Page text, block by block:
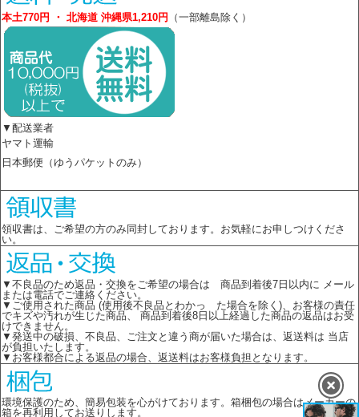
本土770円 ・ 北海道 沖縄県1,210円 （一部離島除く）
▼配送業者
ヤマト運輸
日本郵便（ゆうパケットのみ）
領収書は、ご希望の方のみ同封しております。お気軽にお申しつけくださ
い。
▼不良品のため返品・交換をご希望の場合は 商品到着後7日以内に メール
または電話でご連絡ください。
▼ご使用された商品 (使用後不良品とわかっ た場合を除く)、お客様の責任
でキズや汚れが生じた商品、 商品到着後8日以上経過した商品の返品はお受
けできません。
▼発送中の破損、不良品、ご注文と違う商が届いた場合は、返送料は 当店
が負担いたします。
▼お客様都合による返品の場合、返送料はお客様負担となります。
環境保護のため、簡易包装を心がけております。箱梱包の場合はメーカーの
箱を再利用してお送りします。